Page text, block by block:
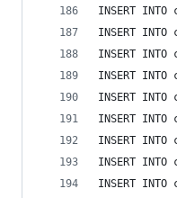
INSERT
INSERT
INSERT
INSERT
INSERT
INSERT
INSERT
INSERT
INSERT